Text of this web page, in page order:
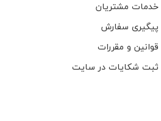
خدمات مشتریان
پیگیری سفارش
قوانین و مقررات
ثبت شکایات در سایت